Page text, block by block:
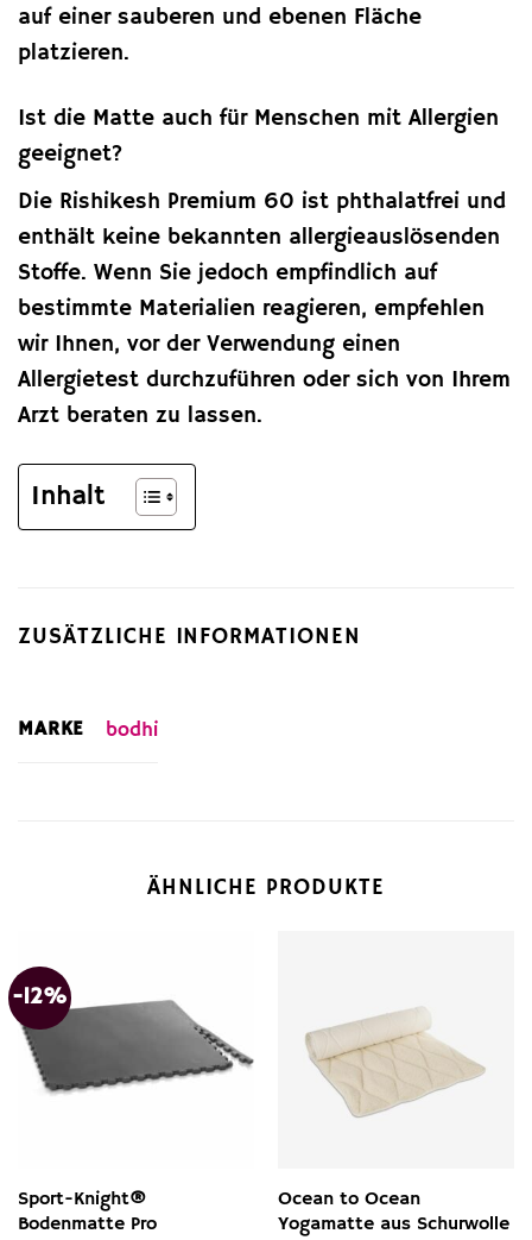
auf einer sauberen und ebenen Fläche
platzieren.
Ist die Matte auch für Menschen mit Allergien
geeignet?
Die Rishikesh Premium 60 ist phthalatfrei und
enthält keine bekannten allergieauslösenden
Stoffe. Wenn Sie jedoch empfindlich auf
bestimmte Materialien reagieren, empfehlen
wir Ihnen, vor der Verwendung einen
Allergietest durchzuführen oder sich von Ihrem
Arzt beraten zu lassen.
Inhalt
ZUSÄTZLICHE INFORMATIONEN
MARKE bodhi
ÄHNLICHE PRODUKTE
-12%
Sport-Knight®
Bodenmatte Pro
Ocean to Ocean
Yogamatte aus Schurwolle